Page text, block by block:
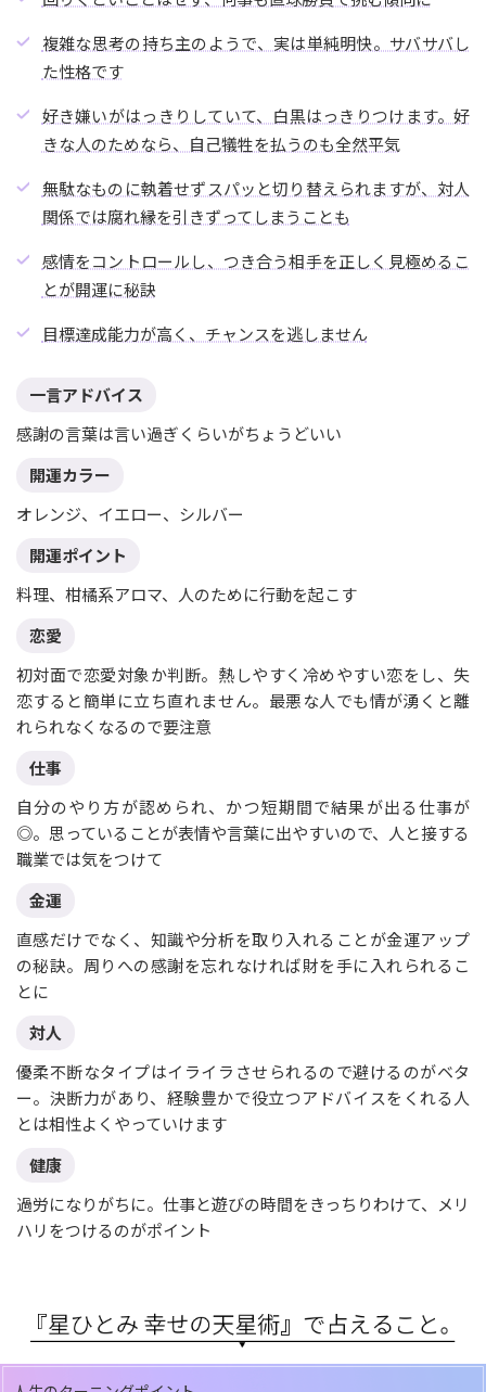
複雑な思考の持ち主のようで、実は単純明快。サバサバし
た性格です
好き嫌いがはっきりしていて、白黒はっきりつけます。好
きな人のためなら、自己犠牲を払うのも全然平気
無駄なものに執着せずスパッと切り替えられますが、対人
関係では腐れ縁を引きずってしまうことも
感情をコントロールし、つき合う相手を正しく見極めるこ
とが開運に秘訣
目標達成能力が高く、チャンスを逃しません
一言アドバイス
感謝の言葉は言い過ぎくらいがちょうどいい
開運カラー
オレンジ、イエロー、シルバー
開運ポイント
料理、柑橘系アロマ、人のために行動を起こす
恋愛
初対面で恋愛対象か判断。熱しやすく冷めやすい恋をし、失
恋すると簡単に立ち直れません。最悪な人でも情が湧くと離
れられなくなるので要注意
仕事
自分のやり方が認められ、かつ短期間で結果が出る仕事が
◎。思っていることが表情や言葉に出やすいので、人と接する
職業では気をつけて
金運
直感だけでなく、知識や分析を取り入れることが金運アップ
の秘訣。周りへの感謝を忘れなければ財を手に入れられるこ
とに
対人
優柔不断なタイプはイライラさせられるので避けるのがベタ
ー。決断力があり、経験豊かで役立つアドバイスをくれる人
とは相性よくやっていけます
健康
過労になりがちに。仕事と遊びの時間をきっちりわけて、メリ
ハリをつけるのがポイント